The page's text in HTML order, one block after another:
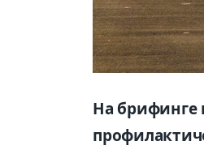
На брифинге